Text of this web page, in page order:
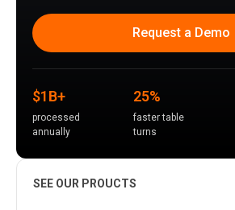
Request a Demo
$1B+
processed
annually
25%
faster table
turns
SEE OUR PROUCTS